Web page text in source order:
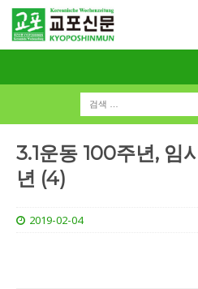
3.1운동 100주년, 임
년 (4)
2019-02-04